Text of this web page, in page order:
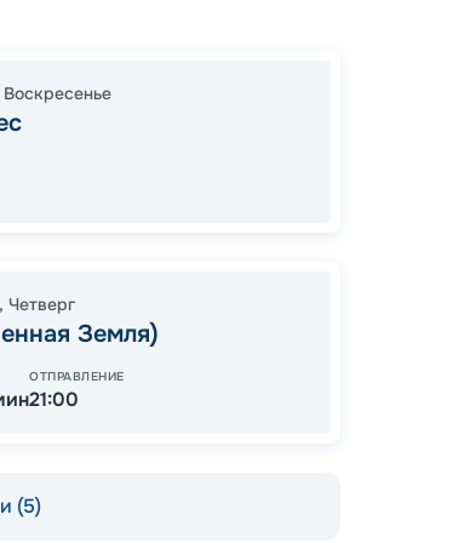
Воскресенье
, Четверг
Земля)
ОТПРАВЛЕНИЕ
21:00
(5)